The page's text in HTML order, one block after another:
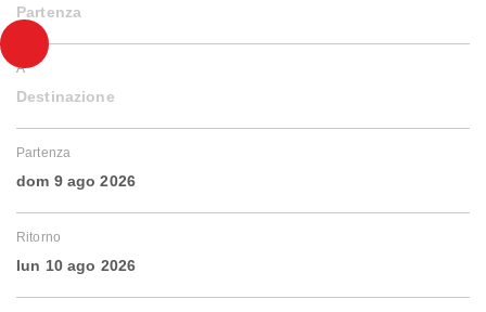
Partenza
A
Destinazione
Partenza
dom 9 ago 2026
Ritorno
lun 10 ago 2026